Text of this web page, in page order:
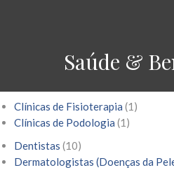
Saúde &
Clínicas de Fisioterapia (1)
Clínicas de Podologia (1)
Dentistas (10)
Dermatologistas (Doenças da